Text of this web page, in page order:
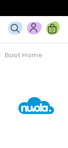
0
Boot Home